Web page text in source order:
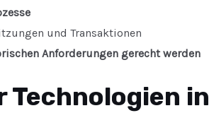
und Transaktionen
Anforderungen gerecht werden